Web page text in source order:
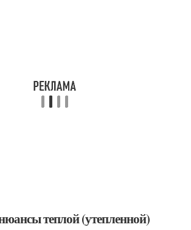
теплой (утепленной)